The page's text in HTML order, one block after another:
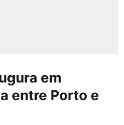
em
entre Porto e